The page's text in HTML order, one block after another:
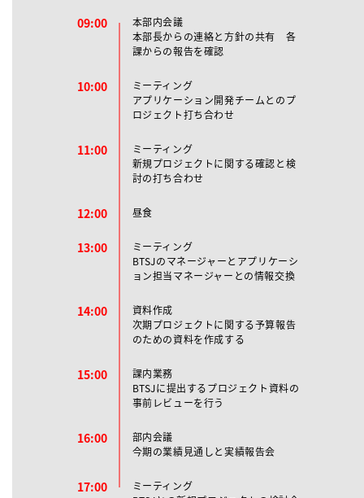
09:00
本部内会議
本部長からの連絡と方針の共有 各
課からの報告を確認
10:00
ミーティング
アプリケーション開発チームとのプ
ロジェクト打ち合わせ
11:00
ミーティング
新規プロジェクトに関する確認と検
討の打ち合わせ
12:00 昼食
13:00
ミーティング
BTSJのマネージャーとアプリケーシ
ョン担当マネージャーとの情報交換
14:00
資料作成
次期プロジェクトに関する予算報告
のための資料を作成する
15:00
課内業務
BTSJに提出するプロジェクト資料の
事前レビューを行う
16:00
部内会議
今期の業績見通しと実績報告会
17:00
ミーティング